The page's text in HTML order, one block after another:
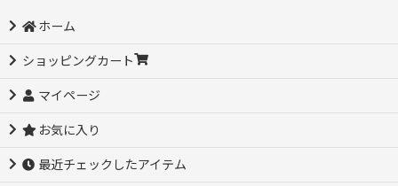
ホーム
ショッピングカート
マイページ
お気に入り
最近チェックしたアイテム